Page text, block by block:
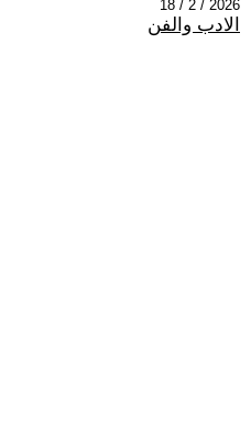
2026 / 2 / 18
الادب والفن